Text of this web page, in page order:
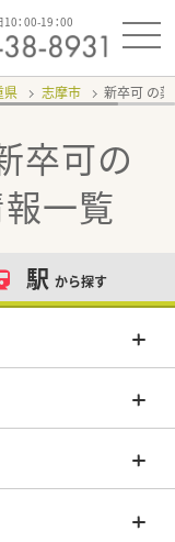
：00-19：00
県 志摩市 新卒可
卒可の
一覧
駅 から探す